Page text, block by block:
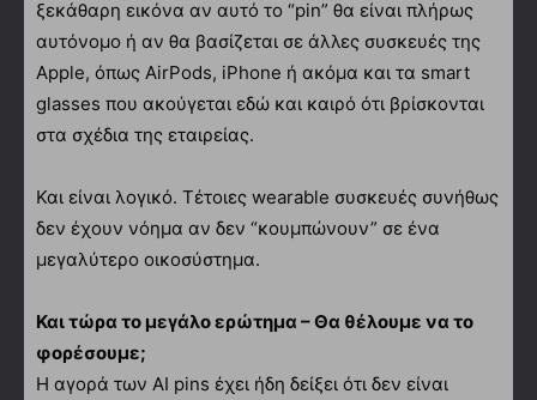
ξεκάθαρη εικόνα αν αυτό το “pin” θα είναι πλήρως
αυτόνομο ή αν θα βασίζεται σε άλλες συσκευές της
Apple, όπως AirPods, iPhone ή ακόμα και τα smart
glasses που ακούγεται εδώ και καιρό ότι βρίσκονται
στα σχέδια της εταιρείας.
Και είναι λογικό. Τέτοιες wearable συσκευές συνήθως
δεν έχουν νόημα αν δεν “κουμπώνουν” σε ένα
μεγαλύτερο οικοσύστημα.
Και τώρα το μεγάλο ερώτημα – Θα θέλουμε να το
φορέσουμε;
Η αγορά των AI pins έχει ήδη δείξει ότι δεν είναι